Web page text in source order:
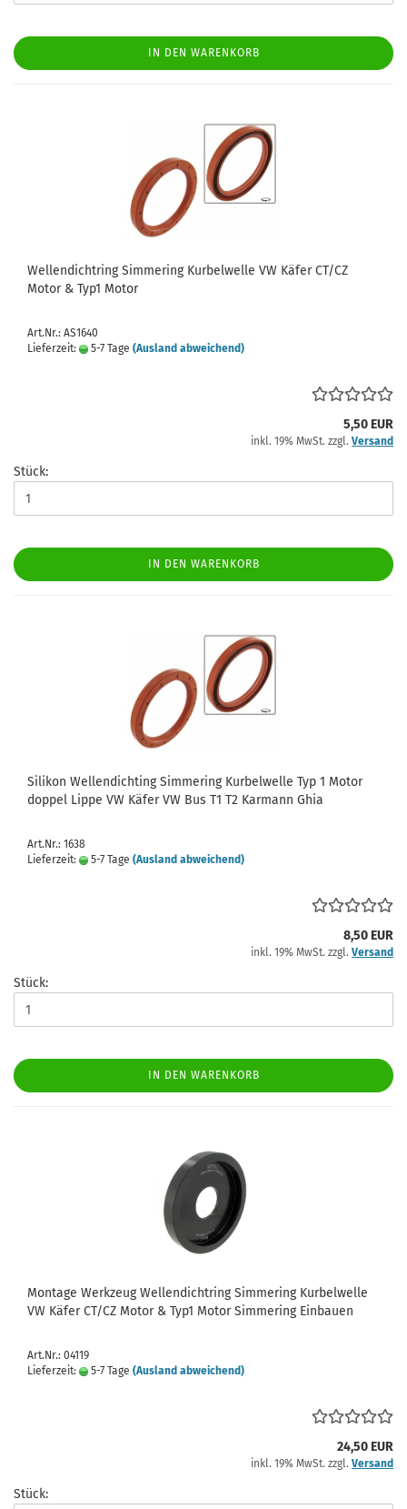
IN DEN WARENKORB
Wellendichtring Simmering Kurbelwelle VW Käfer CT/CZ
Motor & Typ1 Motor
Art.Nr.: AS1640
Lieferzeit:
5-7 Tage (Ausland abweichend)
5,50 EUR
inkl. 19% MwSt. zzgl. Versand
Stück:
IN DEN WARENKORB
Silikon Wellendichting Simmering Kurbelwelle Typ 1 Motor
doppel Lippe VW Käfer VW Bus T1 T2 Karmann Ghia
Art.Nr.: 1638
Lieferzeit:
5-7 Tage (Ausland abweichend)
8,50 EUR
inkl. 19% MwSt. zzgl. Versand
Stück:
IN DEN WARENKORB
Montage Werkzeug Wellendichtring Simmering Kurbelwelle
VW Käfer CT/CZ Motor & Typ1 Motor Simmering Einbauen
Art.Nr.: 04119
Lieferzeit:
5-7 Tage (Ausland abweichend)
24,50 EUR
inkl. 19% MwSt. zzgl. Versand
Stück: